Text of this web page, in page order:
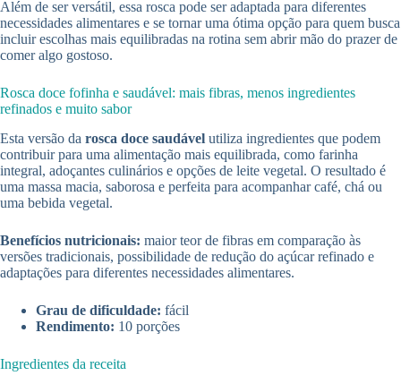
Além de ser versátil, essa rosca pode ser adaptada para diferentes
necessidades alimentares e se tornar uma ótima opção para quem busca
incluir escolhas mais equilibradas na rotina sem abrir mão do prazer de
comer algo gostoso.
Rosca doce fofinha e saudável: mais fibras, menos ingredientes
refinados e muito sabor
Esta versão da rosca doce saudável utiliza ingredientes que podem
contribuir para uma alimentação mais equilibrada, como farinha
integral, adoçantes culinários e opções de leite vegetal. O resultado é
uma massa macia, saborosa e perfeita para acompanhar café, chá ou
uma bebida vegetal.
Benefícios nutricionais: maior teor de fibras em comparação às
versões tradicionais, possibilidade de redução do açúcar refinado e
adaptações para diferentes necessidades alimentares.
Grau de dificuldade: fácil
Rendimento: 10 porções
Ingredientes da receita